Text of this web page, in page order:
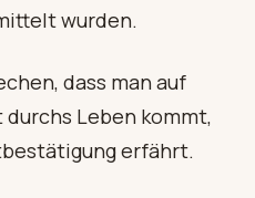
wurden.
dass man auf
Leben kommt,
erfährt.